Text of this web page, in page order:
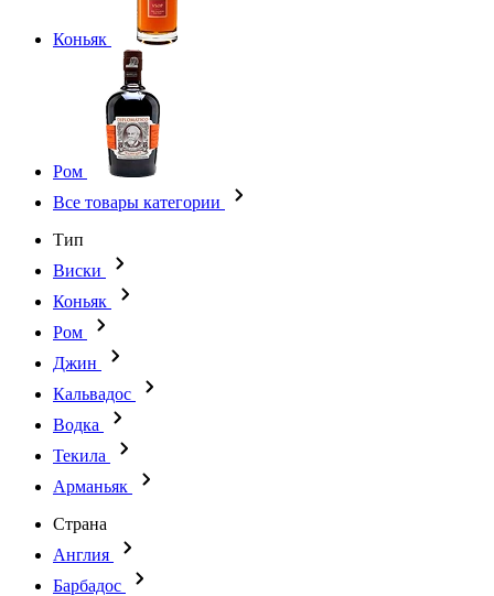
Коньяк
Ром
Все товары категории
Тип
Виски
Коньяк
Ром
Джин
Кальвадос
Водка
Текила
Арманьяк
Страна
Англия
Барбадос